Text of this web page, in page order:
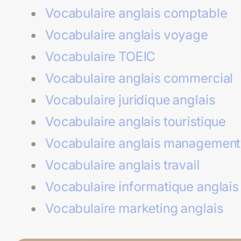
Vocabulaire anglais comptable
Vocabulaire anglais voyage
Vocabulaire TOEIC
Vocabulaire anglais commercial
Vocabulaire juridique anglais
Vocabulaire anglais touristique
Vocabulaire anglais management
Vocabulaire anglais travail
Vocabulaire informatique anglais
Vocabulaire marketing anglais